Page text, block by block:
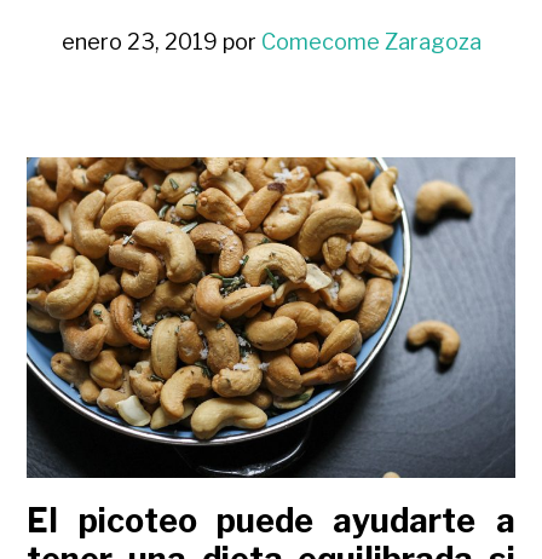
enero 23, 2019 por Comecome Zaragoza
El picoteo puede ayudarte a